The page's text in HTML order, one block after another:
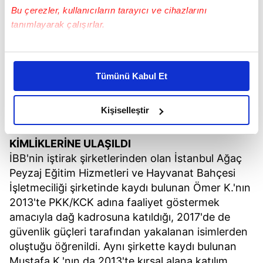
Bu çerezler, kullanıcıların tarayıcı ve cihazlarını
tanımlayarak çalışırlar.
Bu çerezlere izin vermeniz halinde sizlere özel
daha iyi reklam deneyimi yaşatabiliriz. Bunu yaparken
amacımızın size daha iyi bir reklam deneyimi sunmak
olduğunu ve sizlere en iyi içerikleri sunabilmek adına
elimizden gelen çabayı gösterdiğimizi ve bu noktada,
reklamların maliyetlerimizi karşılamak noktasında tek gelir
kalemimiz olduğunu sizlere hatırlatmak isteriz.
Her halükârda, kullanıcılar, bu çerezlere izin vermedikleri
takdirde, kullanıcılara hedefli reklamlar
gösterilmeyecektir."
Sizlere daha iyi bir hizmet sunabilmek için İnternet
Sitemizde kendimize ve üçüncü kişilere ait çerezler
Tümünü Kabul Et
Kişiselleştir
KİMLİKLERİNE ULAŞILDI
İBB'nin iştirak şirketlerinden olan İstanbul Ağaç
Peyzaj Eğitim Hizmetleri ve Hayvanat Bahçesi
İşletmeciliği şirketinde kaydı bulunan Ömer K.'nın
2013'te PKK/KCK adına faaliyet göstermek
amacıyla dağ kadrosuna katıldığı, 2017'de de
güvenlik güçleri tarafından yakalanan isimlerden
oluştuğu öğrenildi. Aynı şirkette kaydı bulunan